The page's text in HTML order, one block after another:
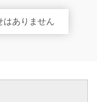
はありません